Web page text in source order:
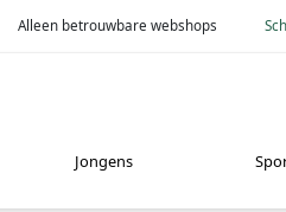
Alleen betrouwbare webshops
Jongens